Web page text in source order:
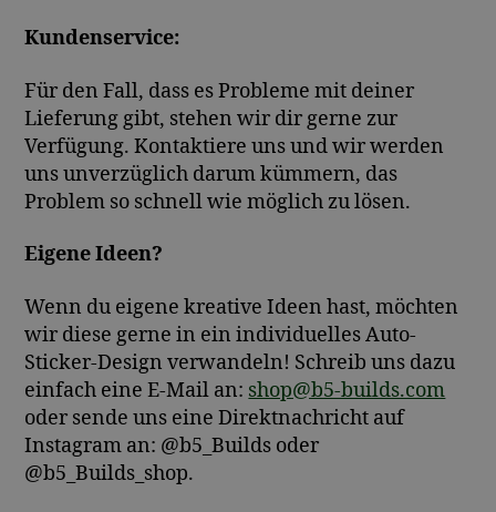
Kundenservice:
Für den Fall, dass es Probleme mit deiner
Lieferung gibt, stehen wir dir gerne zur
Verfügung. Kontaktiere uns und wir werden
uns unverzüglich darum kümmern, das
Problem so schnell wie möglich zu lösen.
Eigene Ideen?
Wenn du eigene kreative Ideen hast, möchten
wir diese gerne in ein individuelles Auto-
Sticker-Design verwandeln! Schreib uns dazu
einfach eine E-Mail an: shop@b5-builds.com
oder sende uns eine Direktnachricht auf
Instagram an: @b5_Builds oder
@b5_Builds_shop.